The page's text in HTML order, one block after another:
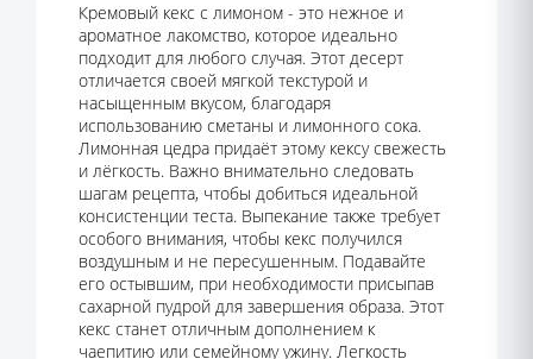
Кремовый кекс с лимоном - это нежное и
ароматное лакомство, которое идеально
подходит для любого случая. Этот десерт
отличается своей мягкой текстурой и
насыщенным вкусом, благодаря
использованию сметаны и лимонного сока.
Лимонная цедра придаёт этому кексу свежесть
и лёгкость. Важно внимательно следовать
шагам рецепта, чтобы добиться идеальной
консистенции теста. Выпекание также требует
особого внимания, чтобы кекс получился
воздушным и не пересушенным. Подавайте
его остывшим, при необходимости присыпав
сахарной пудрой для завершения образа. Этот
кекс станет отличным дополнением к
чаепитию или семейному ужину. Легкость